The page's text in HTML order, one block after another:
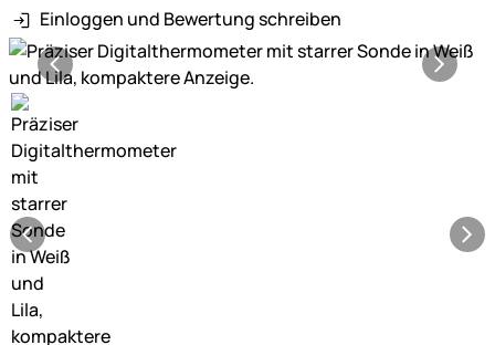
Einloggen und Bewertung schreiben
Produktgalerie